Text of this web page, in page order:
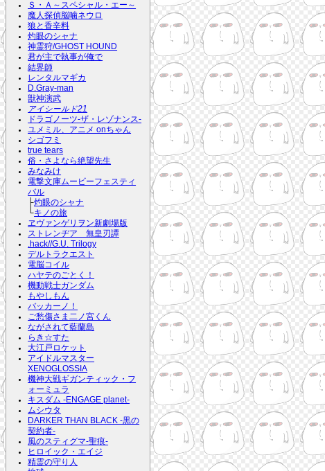
Ｓ・Ａ～スペシャル・エー～
魔人探偵脳噛ネウロ
狼と香辛料
灼眼のシャナ
神霊狩/GHOST HOUND
君が主で執事が俺で
結界師
レンタルマギカ
D.Gray-man
獣神演武
アイシールド21
ドラゴノーツ-ザ・レゾナンス-
ユメミル、アニメ onちゃん
シゴフミ
true tears
俗・さよなら絶望先生
みなみけ
電撃文庫ムービーフェスティ
バル
├灼眼のシャナ
└キノの旅
ヱヴァンゲリヲン新劇場版
ストレンヂア 無皇刃譚
.hack//G.U. Trilogy
デルトラクエスト
電脳コイル
ハヤテのごとく！
機動戦士ガンダム
もやしもん
バッカーノ！
ご愁傷さま二ノ宮くん
ながされて藍蘭島
らき☆すた
大江戸ロケット
アイドルマスター
XENOGLOSSIA
機神大戦ギガンティック・フ
ォーミュラ
キスダム -ENGAGE planet-
ムシウタ
DARKER THAN BLACK -黒の
契約者-
風のスティグマ-聖痕-
ヒロイック・エイジ
精霊の守り人